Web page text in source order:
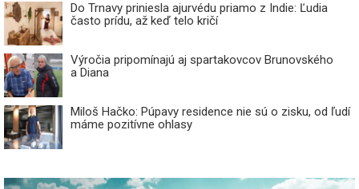
Do Trnavy priniesla ajurvédu priamo z Indie: Ľudia
často prídu, až keď telo kričí
Výročia pripomínajú aj spartakovcov Brunovského
a Diana
Miloš Hačko: Púpavy residence nie sú o zisku, od ľudí
máme pozitívne ohlasy